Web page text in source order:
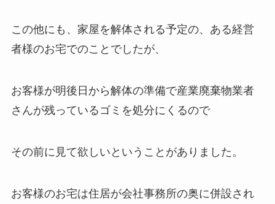
この他にも、家屋を解体される予定の、ある経営
者様のお宅でのことでしたが、
お客様が明後日から解体の準備で産業廃棄物業者
さんが残っているゴミを処分にくるので
その前に見て欲しいということがありました。
お客様のお宅は住居が会社事務所の奥に併設され